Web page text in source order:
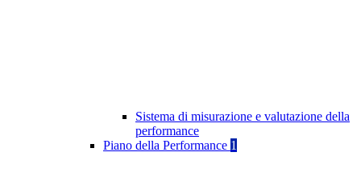
Sistema di misurazione e valutazione della
performance
Piano della Performance 1